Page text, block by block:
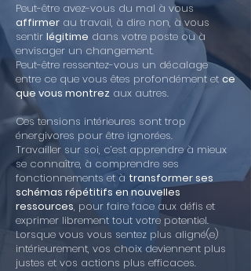
Peut-être avez-vous du mal à vous
affirmer au travail, à dire non, à vous
sentir légitime dans votre poste ou à
envisager un changement.
Peut-être ressentez-vous un décalage
entre ce que vous êtes profondément et ce
que vous montrez aux autres.
Ces tensions intérieures sont trop
énergivores pour être ignorées.
Travailler sur soi, c’est apprendre à mieux
se connaître, à comprendre ses
fonctionnements et à transformer ses
schémas répétitifs en nouvelles
ressources, pour faire face aux défis et
exprimer librement tout votre potentiel.
Lorsque vous vous sentez plus aligné(e)
intérieurement, vos choix deviennent plus
justes et vos actions plus efficaces.